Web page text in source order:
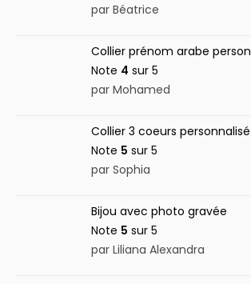
par Béatrice
Collier prénom arabe
Note 4 sur 5
par Mohamed
Collier 3 coeurs personnalisé
Note 5 sur 5
par Sophia
Bijou avec photo gravée
Note 5 sur 5
par Liliana Alexandra